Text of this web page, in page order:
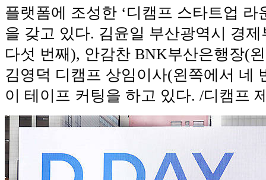
플랫폼에 조성한 ‘디캠프 스타트업 라
을 갖고 있다. 김윤일 부산광역시 경
다섯 번째), 안감찬 BNK부산은행장(
김영덕 디캠프 상임이사(왼쪽에서 네
이 테이프 커팅을 하고 있다. /디캠프